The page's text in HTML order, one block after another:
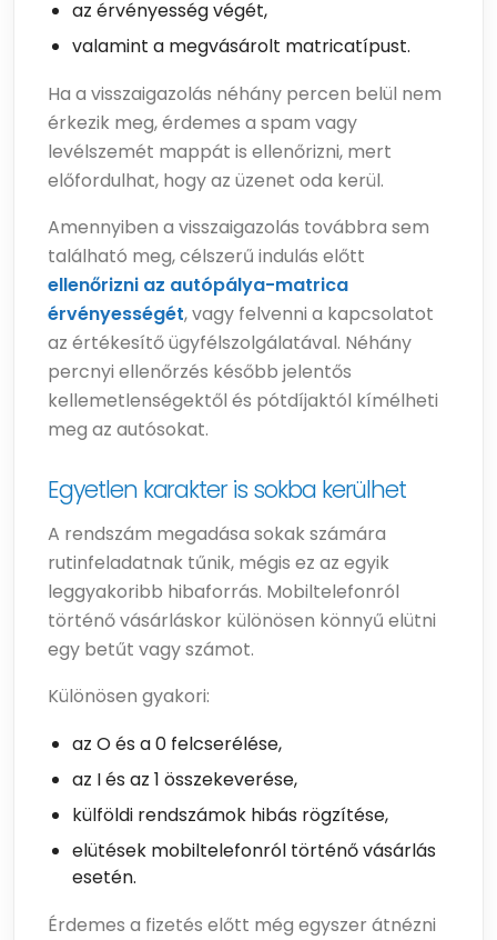
az érvényesség végét,
valamint a megvásárolt matricatípust.
Ha a visszaigazolás néhány percen belül nem
érkezik meg, érdemes a spam vagy
levélszemét mappát is ellenőrizni, mert
előfordulhat, hogy az üzenet oda kerül.
Amennyiben a visszaigazolás továbbra sem
található meg, célszerű indulás előtt
ellenőrizni az autópálya-matrica
érvényességét, vagy felvenni a kapcsolatot
az értékesítő ügyfélszolgálatával. Néhány
percnyi ellenőrzés később jelentős
kellemetlenségektől és pótdíjaktól kímélheti
meg az autósokat.
Egyetlen karakter is sokba kerülhet
A rendszám megadása sokak számára
rutinfeladatnak tűnik, mégis ez az egyik
leggyakoribb hibaforrás. Mobiltelefonról
történő vásárláskor különösen könnyű elütni
egy betűt vagy számot.
Különösen gyakori:
az O és a 0 felcserélése,
az I és az 1 összekeverése,
külföldi rendszámok hibás rögzítése,
elütések mobiltelefonról történő vásárlás
esetén.
Érdemes a fizetés előtt még egyszer átnézni